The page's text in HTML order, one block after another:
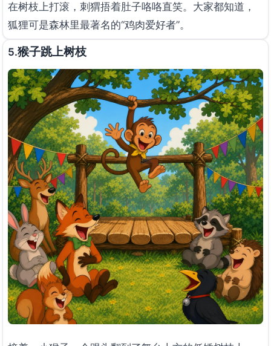
在树枝上打滚，刺猬捂着肚子咯咯直笑。大家都知道，
狐狸可是森林里最著名的“鸡肉爱好者”。
5.猴子跳上树枝